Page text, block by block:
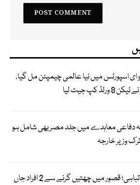
ای اسپورٹس میں نیا عالمی چیمپئن مل گیا،
کپ جیت لیا
دفاعی معاہدے میں جلد مصر بھی شامل ہو
وزیر خارجہ
بارشوں کی تباہی؛ قصور میں چھتیں گرنے سے 2 افراد جاں